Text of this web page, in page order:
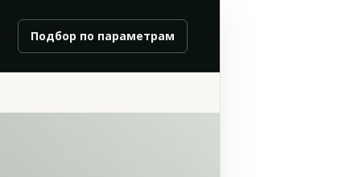
Подбор по параметрам